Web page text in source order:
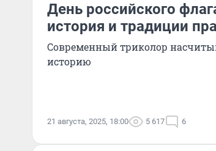
День российского
история и традиции
Современный триколор
историю
21 августа, 2025, 18:00 5 617 6